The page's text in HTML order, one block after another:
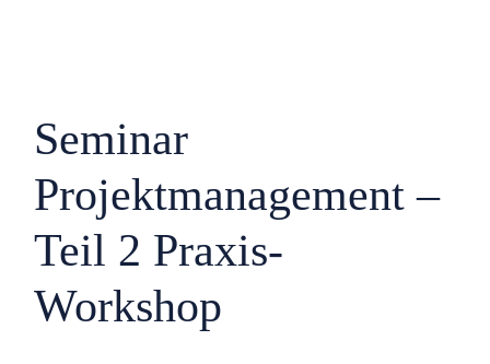
Seminar
Projektmanagement –
Teil 2 Praxis-
Workshop